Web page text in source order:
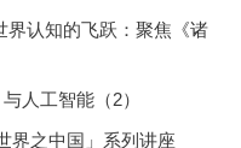
认知的飞跃：聚焦《诸
人工智能（2）
界之中国」系列讲座